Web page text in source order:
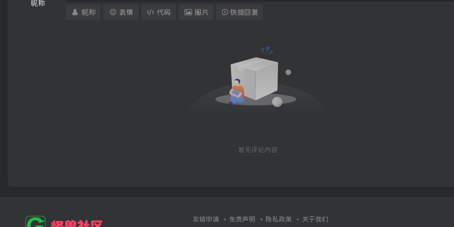
昵称
昵称
表情 代码 图片 快捷回复
暂无评论内容
友链申请 免责声明 隐私政策 关于我们